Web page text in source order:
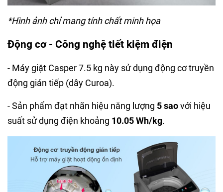
*Hình ảnh chỉ mang tính chất minh họa
Động cơ - Công nghệ tiết kiệm điện
- Máy giặt Casper 7.5 kg này sử dụng động cơ truyền
động gián tiếp (dây Curoa).
- Sản phẩm đạt nhãn hiệu năng lượng 5 saovới hiệu
suất sử dụng điện khoảng 10.05 Wh/kg.